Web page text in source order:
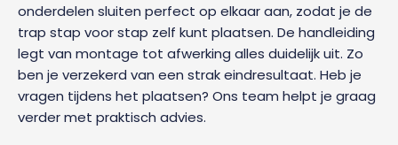
onderdelen sluiten perfect op elkaar aan, zodat je de
trap stap voor stap zelf kunt plaatsen. De handleiding
legt van montage tot afwerking alles duidelijk uit. Zo
ben je verzekerd van een strak eindresultaat. Heb je
vragen tijdens het plaatsen? Ons team helpt je graag
verder met praktisch advies.